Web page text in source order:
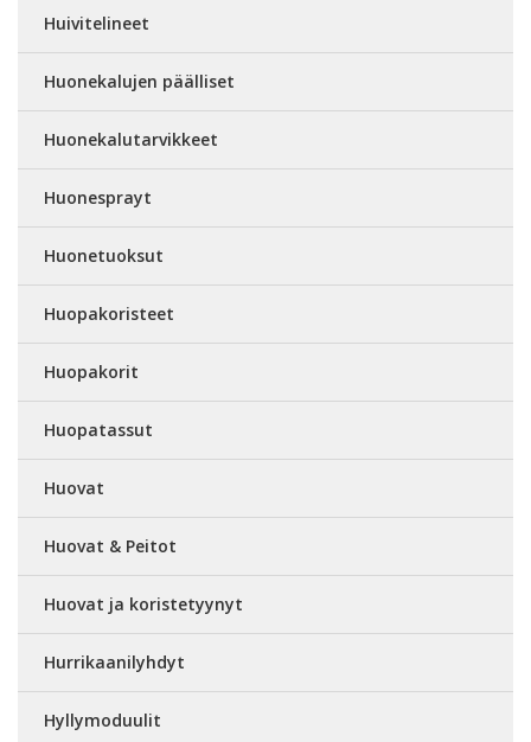
Huivitelineet
Huonekalujen päälliset
Huonekalutarvikkeet
Huonesprayt
Huonetuoksut
Huopakoristeet
Huopakorit
Huopatassut
Huovat
Huovat & Peitot
Huovat ja koristetyynyt
Hurrikaanilyhdyt
Hyllymoduulit